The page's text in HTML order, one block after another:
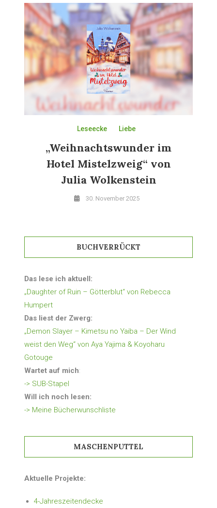
Leseecke Liebe
„Weihnachtswunder im
Hotel Mistelzweig“ von
Julia Wolkenstein
30. November 2025
BUCHVERRÜCKT
Das lese ich aktuell:
„Daughter of Ruin – Götterblut“ von Rebecca
Humpert
Das liest der Zwerg:
„Demon Slayer – Kimetsu no Yaiba – Der Wind
weist den Weg“ von Aya Yajima & Koyoharu
Gotouge
Wartet auf mich:
-> SUB-Stapel
Will ich noch lesen:
-> Meine Bücherwunschliste
MASCHENPUTTEL
Aktuelle Projekte:
4-Jahreszeitendecke